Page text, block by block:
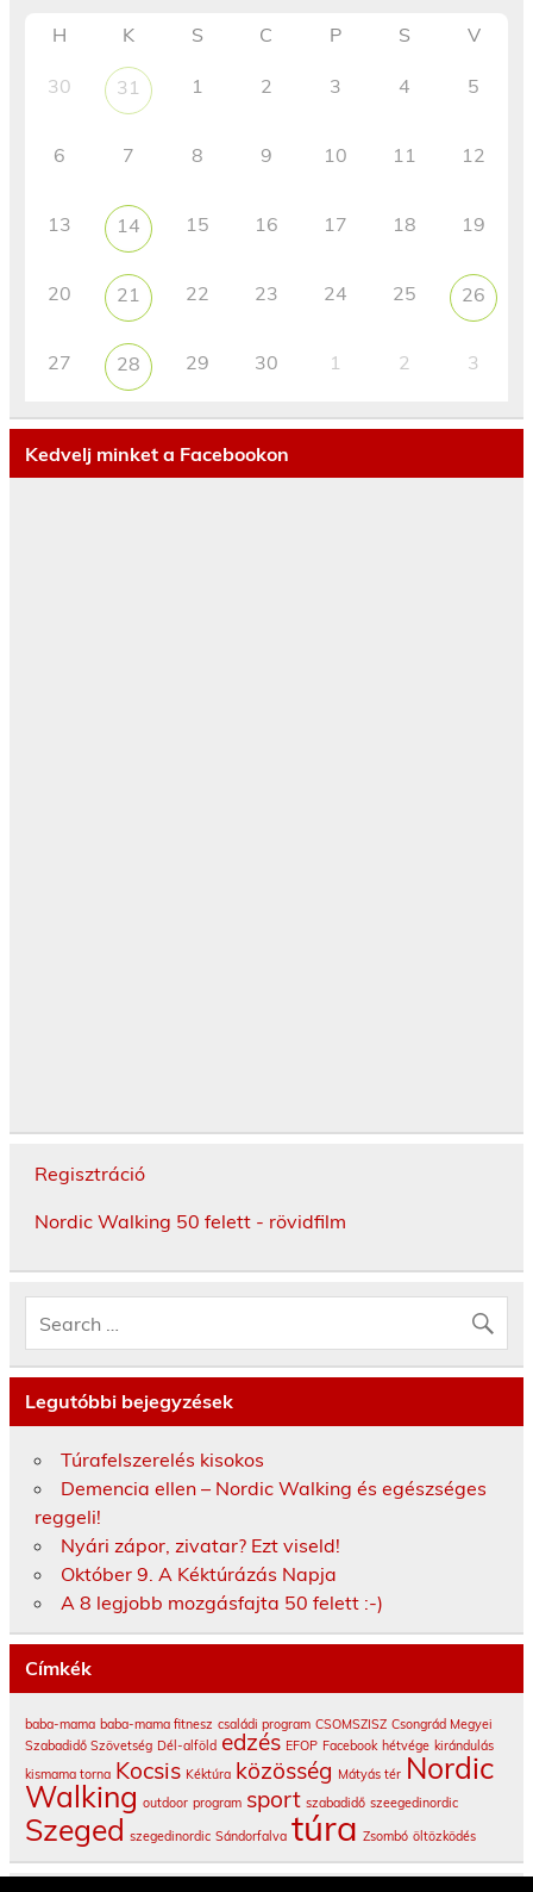
H K S C P S V
30 31 1 2 3 4 5
6 7 8 9 10 11 12
13 14 15 16 17 18 19
20 21 22 23 24 25 26
27 28 29 30 1 2 3
Kedvelj minket a Facebookon
Regisztráció
Nordic Walking 50 felett - rövidfilm
Legutóbbi bejegyzések
Túrafelszerelés kisokos
Demencia ellen – Nordic Walking és egészséges
reggeli!
Nyári zápor, zivatar? Ezt viseld!
Október 9. A Kéktúrázás Napja
A 8 legjobb mozgásfajta 50 felett :-)
Címkék
baba-mama baba-mama fitnesz családi program CSOMSZISZ Csongrád Megyei
Szabadidő Szövetség Dél-alföld edzés EFOP Facebook hétvége kirándulás
kismama torna Kocsis Kéktúra közösség Mátyás tér Nordic
Walking outdoor program sport szabadidő szeegedinordic
Szeged szegedinordic Sándorfalva túra Zsombó öltözködés